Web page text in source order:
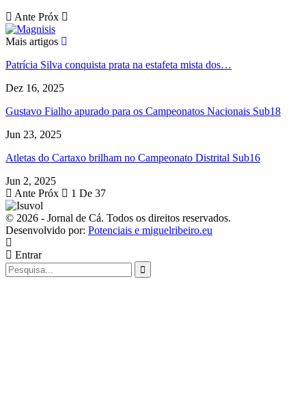
Ante Próx
Mais artigos
Patrícia Silva conquista prata na estafeta mista dos…
Dez 16, 2025
Gustavo Fialho apurado para os Campeonatos Nacionais Sub18
Jun 23, 2025
Atletas do Cartaxo brilham no Campeonato Distrital Sub16
Jun 2, 2025
Ante Próx 1 De 37
© 2026 - Jornal de Cá. Todos os direitos reservados.
Desenvolvido por: Potenciais e miguelribeiro.eu
Entrar